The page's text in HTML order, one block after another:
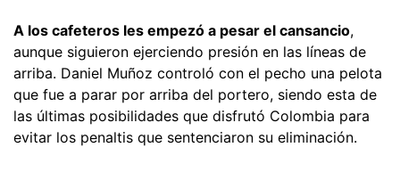
A los cafeteros les empezó a pesar el cansancio,
aunque siguieron ejerciendo presión en las líneas de
arriba. Daniel Muñoz controló con el pecho una pelota
que fue a parar por arriba del portero, siendo esta de
las últimas posibilidades que disfrutó Colombia para
evitar los penaltis que sentenciaron su eliminación.